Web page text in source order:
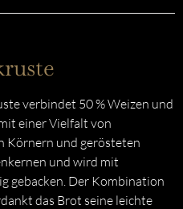
verbindet 50 % Weizen und
einer Vielfalt von
Körnern und gerösteten
und wird mit
gebacken. Der Kombination
das Brot seine leichte